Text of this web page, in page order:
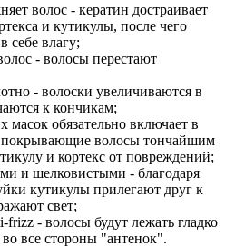
волос - кератин достраивает
и кутикулы, после чего
себе влагу;
- волосы перестают
- волоски увеличиваются в
к кончикам;
масок обязательно включает в
покрывающие волосы тончайшим
и кортекс от повреждений;
и шелковистыми - благодаря
кутикулы прилегают друг к
свет;
frizz - волосы будут лежать гладко
все стороны "антенок".